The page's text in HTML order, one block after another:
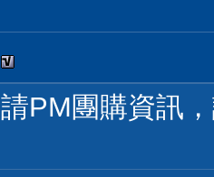
請PM團購資訊